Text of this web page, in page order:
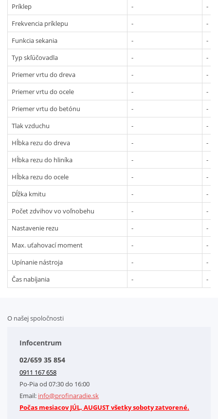
Príklep
-
-
Frekvencia príklepu
-
-
Funkcia sekania
-
-
Typ skľúčovadla
-
-
Priemer vrtu do dreva
-
-
Priemer vrtu do ocele
-
-
Priemer vrtu do betónu
-
-
Tlak vzduchu
-
-
Hĺbka rezu do dreva
-
-
Hĺbka rezu do hliníka
-
-
Hĺbka rezu do ocele
-
-
Dĺžka kmitu
-
-
Počet zdvihov vo voľnobehu
-
-
Nastavenie rezu
-
-
Max. uťahovací moment
-
-
Upínanie nástroja
-
-
Čas nabíjania
- -
O našej spoločnosti
Obchodné podmienky
Kontakt
Letáky na stiahnutie
GDPR-Informácie o spracovaní osobných údajov HQ Tools, spol. s r. o.
Cookies
Infocentrum
02/659 35 854
0911 167 658
Po-Pia od 07:30 do 16:00
Email: info@profinaradie.sk
Počas mesiacov JÚL, AUGUST všetky soboty zatvorené.